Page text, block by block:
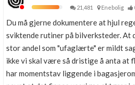
Kundeservice
Få svar på det du lurer på
Kom i gang med Boligmappa
Se din bolig? Klikk her
21,481
Enebolig
Du må gjerne dokumentere at hjul
sviktende rutiner på bilverksteder. At
stor andel som "ufaglærte" er mildt
ikke vi skal være så dristige å anta at
har momentstav liggende i